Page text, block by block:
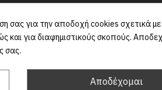
σας για την αποδοχή cookies σχετικά με
και για διαφημιστικούς σκοπούς.
σας.
Αποδέχομαι